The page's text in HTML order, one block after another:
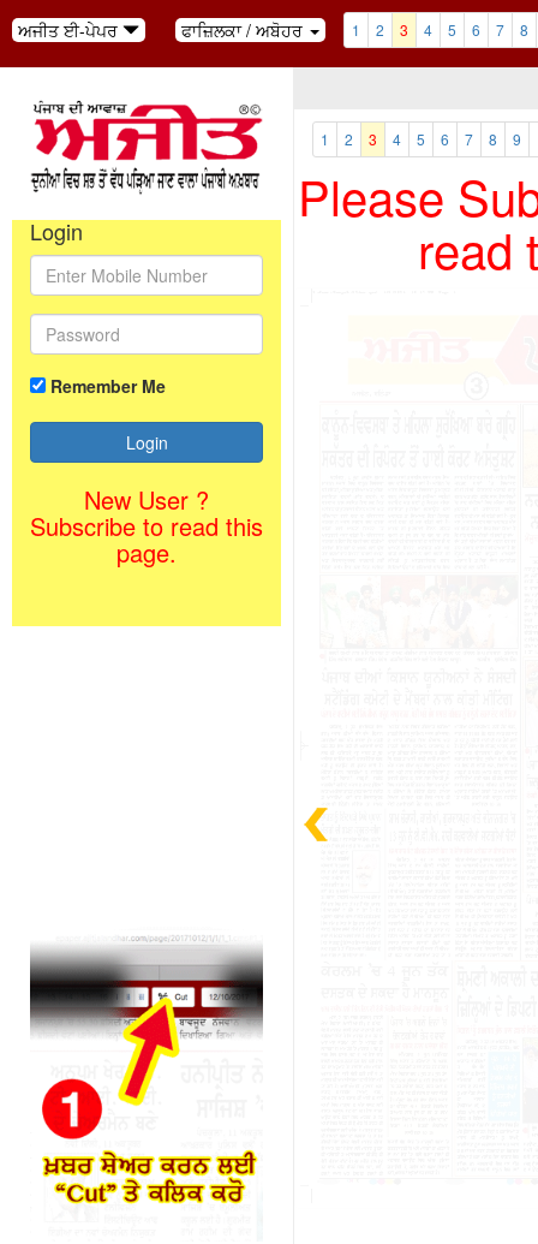
ਅਜੀਤ ਈ-ਪੇਪਰ ਫਾਜ਼ਿਲਕਾ / ਅਬੋਹਰ 1 2 3 4 5 6 7 8
Login
Remember Me
New User ?
Subscribe to read this
page.
1 2 3 4 5 6 7 8 9
Please
read